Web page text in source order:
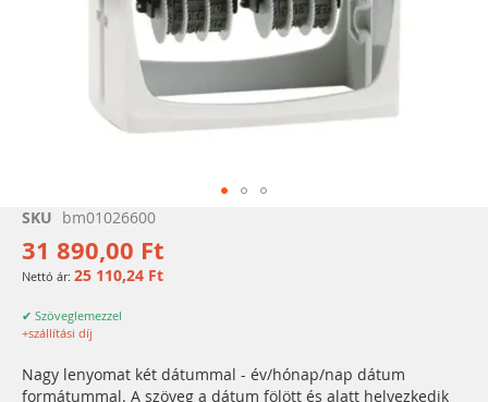
Ugrás
képgaléria
elejére
SKU bm01026600
31 890,00 Ft
25 110,24 Ft
✔ Szöveglemezzel
+szállítási díj
Nagy lenyomat két dátummal - év/hónap/nap dátum
formátummal. A szöveg a dátum fölött és alatt helyezkedik